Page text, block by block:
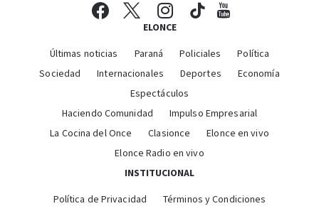
ELONCE
Últimas noticias Paraná Policiales
Política
Sociedad
Internacionales Deportes
Economía
Espectáculos
Haciendo Comunidad
Impulso Empresarial
La Cocina del Once
Clasionce
Elonce en vivo
Elonce Radio en vivo
INSTITUCIONAL
Política de Privacidad Términos y Condiciones